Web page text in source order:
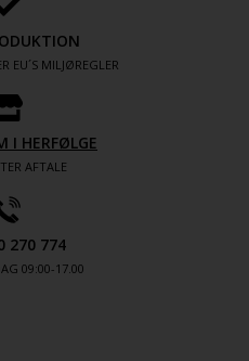
EU´S MILJØREGLER
I HERFØLGE
AFTALE
270 774
09:00-17.00